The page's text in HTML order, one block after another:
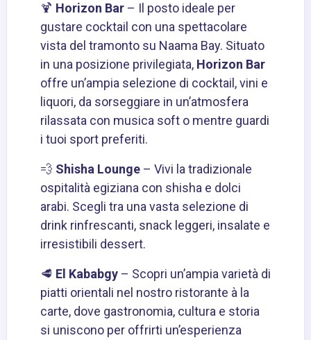
🍹 Horizon Bar – Il posto ideale per
gustare cocktail con una spettacolare
vista del tramonto su Naama Bay. Situato
in una posizione privilegiata, Horizon Bar
offre un’ampia selezione di cocktail, vini e
liquori, da sorseggiare in un’atmosfera
rilassata con musica soft o mentre guardi
i tuoi sport preferiti.
💨 Shisha Lounge – Vivi la tradizionale
ospitalità egiziana con shisha e dolci
arabi. Scegli tra una vasta selezione di
drink rinfrescanti, snack leggeri, insalate e
irresistibili dessert.
🥩 El Kababgy – Scopri un’ampia varietà di
piatti orientali nel nostro ristorante à la
carte, dove gastronomia, cultura e storia
si uniscono per offrirti un’esperienza